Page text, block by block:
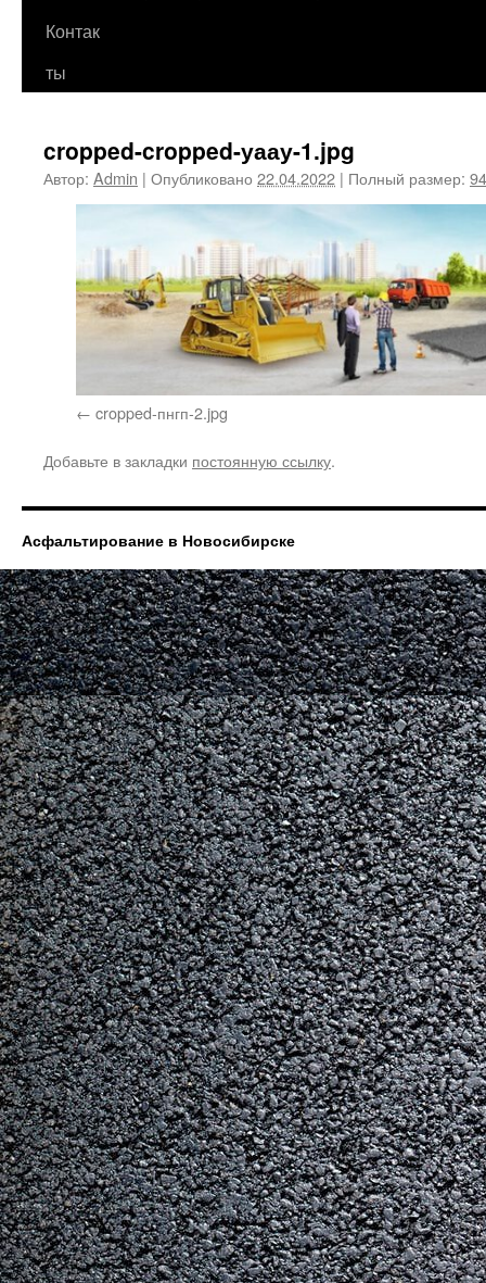
Контак
ты
cropped-cropped-уаау-1.jpg
Автор: Admin | Опубликовано 22.04.2022 | Полный размер:
cropped-пнгп-2.jpg
Добавьте в закладки постоянную ссылку.
Асфальтирование в Новосибирске